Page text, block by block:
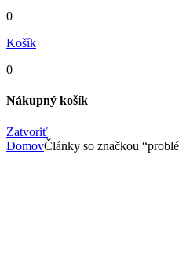
0
Košík
0
Nákupný košík
Zatvoriť
DomovČlánky so značkou